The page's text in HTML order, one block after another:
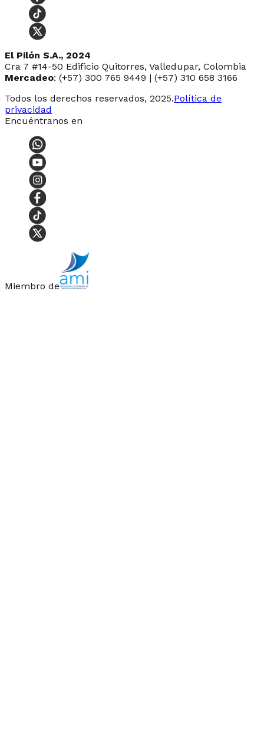
El Pilón S.A., 2024
Cra 7 #14-50 Edificio Quitorres, Valledupar, Colombia
Mercadeo: (+57) 300 765 9449 | (+57) 310 658 3166
Todos los derechos reservados, 2025.Política de
privacidad
Encuéntranos en
Miembro de